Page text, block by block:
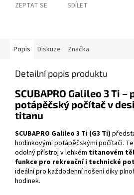
ZEPTAT SE SDÍLET
Popis Diskuze Značka
Detailní popis produktu
SCUBAPRO Galileo 3 Ti
potápěčský počítač v
titanu
SCUBAPRO Galileo 3 Ti (G3 Ti)
hodinkovými potápěčskými počítači.
odolný přístroj v lehkém titanovém
funkce pro rekreační i technické
ideální pro každodenní nošení díky
hodinek.